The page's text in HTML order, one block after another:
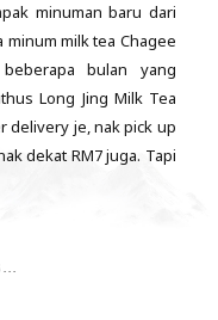
minuman baru dari
minum milk tea Chagee
bulan yang
Long Jing Milk Tea
delivery je, nak pick up
dekat RM7 juga. Tapi